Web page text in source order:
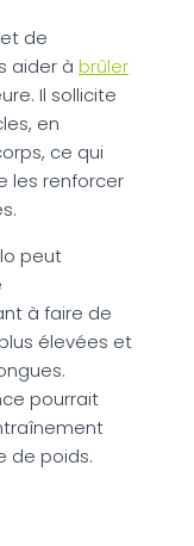
de
aider à brûler
Il sollicite
en
ce qui
les renforcer
peut
à faire de
élevées et
pourrait
de poids.